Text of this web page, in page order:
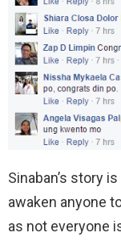
Sinaban’s story
awaken anyone
as not everyone